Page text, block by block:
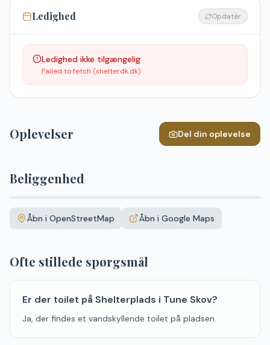
Ledighed Opdatér
Ledighed ikke tilgængelig
Failed to fetch (shelterdk.dk)
Oplevelser Del din oplevelse
Beliggenhed
+Åbn i OpenStreetMap Åbn i Google Maps
Ofte stillede spørgsmål
Er der toilet på Shelterplads i Tune Skov?
Ja, der findes et vandskyllende toilet på pladsen.